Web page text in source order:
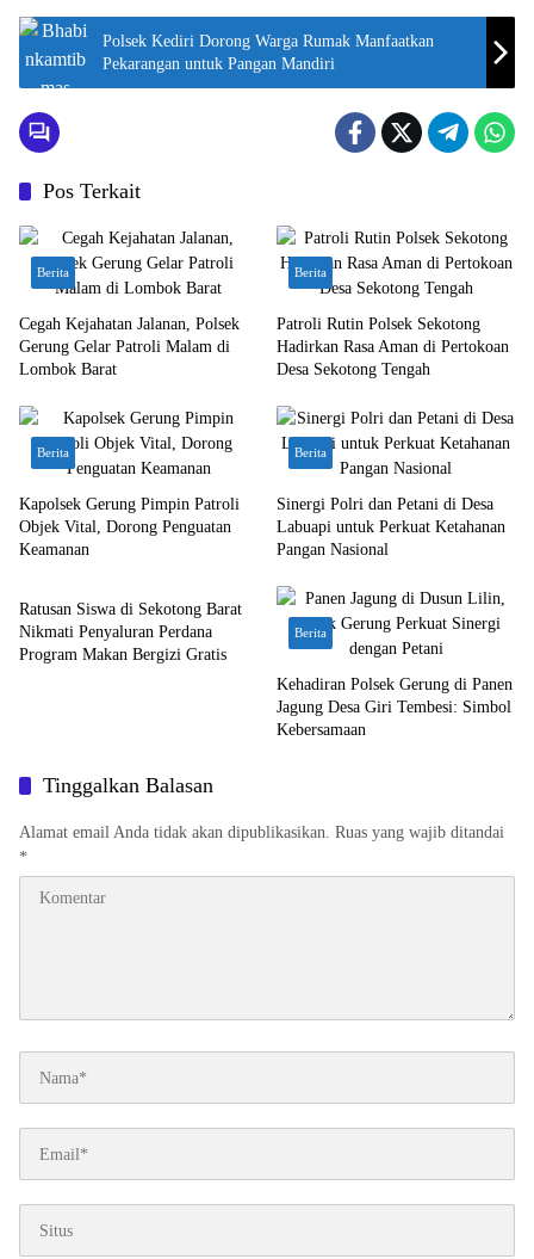
Polsek Kediri Dorong Warga Rumak Manfaatkan
Pekarangan untuk Pangan Mandiri
Pos Terkait
Berita
Cegah Kejahatan Jalanan, Polsek
Gerung Gelar Patroli Malam di
Lombok Barat
Berita
Patroli Rutin Polsek Sekotong
Hadirkan Rasa Aman di Pertokoan
Desa Sekotong Tengah
Berita
Kapolsek Gerung Pimpin Patroli
Objek Vital, Dorong Penguatan
Keamanan
Berita
Sinergi Polri dan Petani di Desa
Labuapi untuk Perkuat Ketahanan
Pangan Nasional
Berita
Ratusan Siswa di Sekotong Barat
Nikmati Penyaluran Perdana
Program Makan Bergizi Gratis
Berita
Kehadiran Polsek Gerung di Panen
Jagung Desa Giri Tembesi: Simbol
Kebersamaan
Tinggalkan Balasan
Alamat email Anda tidak akan dipublikasikan. Ruas yang wajib ditandai
*